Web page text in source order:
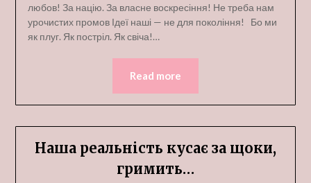
любов! За націю. За власне воскресіння! Не треба нам
урочистих промов Ідеї наші — не для покоління! Бо ми
як плуг. Як постріл. Як свіча!…
Read more
Наша реальність кусає за щоки,
гримить…